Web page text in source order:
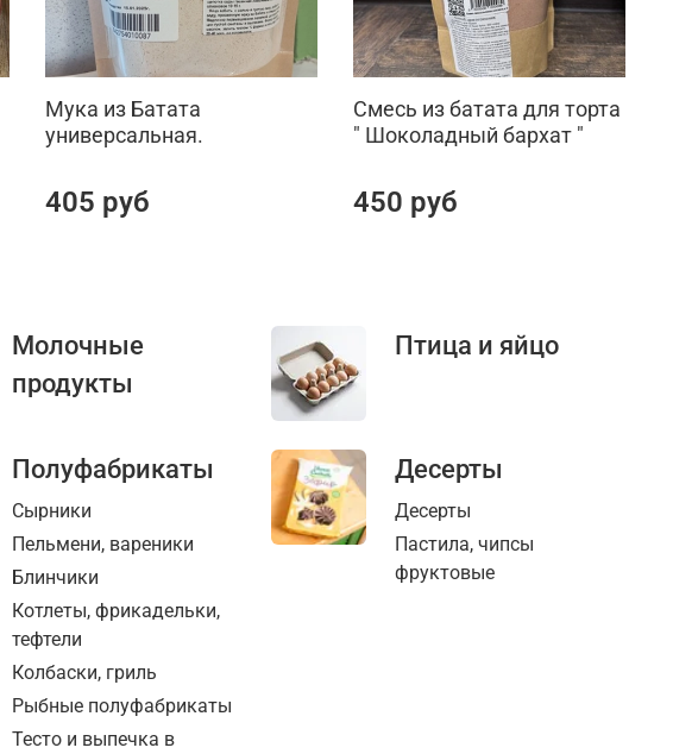
Мука из Батата
универсальная.
405 руб
Смесь из батата для торта
" Шоколадный бархат "
450 руб
Молочные
продукты
Птица и яйцо
Полуфабрикаты
Сырники
Пельмени, вареники
Блинчики
Котлеты, фрикадельки,
тефтели
Колбаски, гриль
Рыбные полуфабрикаты
Тесто и выпечка в
Десерты
Десерты
Пастила, чипсы
фруктовые